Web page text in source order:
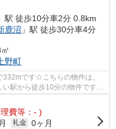
」駅 徒歩10分車2分 0.8km
鹿沼 」駅 徒歩30分車4分
野町
です☆こちらの物件は、
い駅から徒歩10分の物件です☆
費等：- )
礼金 0ヶ月